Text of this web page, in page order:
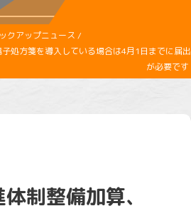
クアップニュース /
処方箋を導入している場合は4月1日までに届出
が必要です
制整備加算、